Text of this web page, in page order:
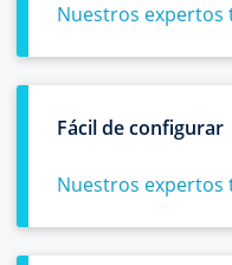
Nuestros expertos
Fácil de configurar
Nuestros expertos